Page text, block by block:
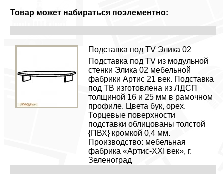
Товар может набираться поэлементно:
Подставка под TV Элика 02
Подставка под TV из модульной
стенки Элика 02 мебельной
фабрики Артис 21 век. Подставка
под ТВ изготовлена из ЛДСП
толщиной 16 и 25 мм в рамочном
профиле. Цвета бук, орех.
Торцевые поверхности
подставки облицованы толстой
{ПВХ} кромкой 0,4 мм.
Производство: мебельная
фабрика «Артис-XXI век», г.
Зеленоград